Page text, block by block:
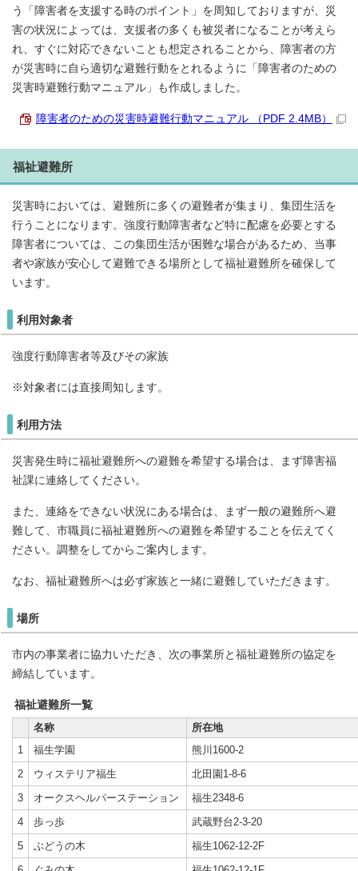
う「障害者を支援する時のポイント」を周知しておりますが、災
害の状況によっては、支援者の多くも被災者になることが考えら
れ、すぐに対応できないことも想定されることから、障害者の方
が災害時に自ら適切な避難行動をとれるように「障害者のための
災害時避難行動マニュアル」も作成しました。
障害者のための災害時避難行動マニュアル （PDF 2.4MB）
福祉避難所
災害時においては、避難所に多くの避難者が集まり、集団生活を
行うことになります。強度行動障害者など特に配慮を必要とする
障害者については、この集団生活が困難な場合があるため、当事
者や家族が安心して避難できる場所として福祉避難所を確保して
います。
利用対象者
強度行動障害者等及びその家族
※対象者には直接周知します。
利用方法
災害発生時に福祉避難所への避難を希望する場合は、まず障害福
祉課に連絡してください。
また、連絡をできない状況にある場合は、まず一般の避難所へ避
難して、市職員に福祉避難所への避難を希望することを伝えてく
ださい。調整をしてからご案内します。
なお、福祉避難所へは必ず家族と一緒に避難していただきます。
場所
市内の事業者に協力いただき、次の事業所と福祉避難所の協定を
締結しています。
福祉避難所一覧
名称
所在地
1
福生学園
熊川1600-2
2
ウィステリア福生
北田園1-8-6
3
オークスヘルパーステーション
福生2348-6
4
歩っ歩
武蔵野台2-3-20
5
ぶどうの木
福生1062-12-2F